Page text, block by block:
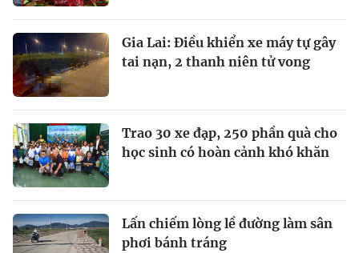
Gia Lai: Điều khiển xe máy tự gây
tai nạn, 2 thanh niên tử vong
Trao 30 xe đạp, 250 phần quà cho
học sinh có hoàn cảnh khó khăn
Lấn chiếm lòng lề đường làm sân
phơi bánh tráng